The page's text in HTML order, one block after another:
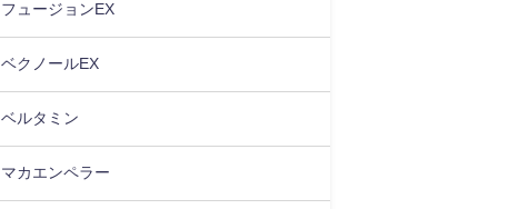
フュージョンEX
ベクノールEX
ベルタミン
マカエンペラー